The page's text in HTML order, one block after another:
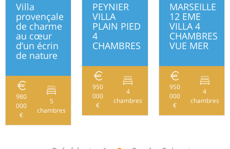
Villa
provençale
de charme
au cœur
d’un écrin
de nature
980
000
€
5
chambres
PEYNIER
VILLA
PLAIN PIED
4
CHAMBRES
950
000
€
4
chambres
MARSEILLE
12 EME
VILLA 4
CHAMBRES
VUE MER
950
000
€
4
chambres